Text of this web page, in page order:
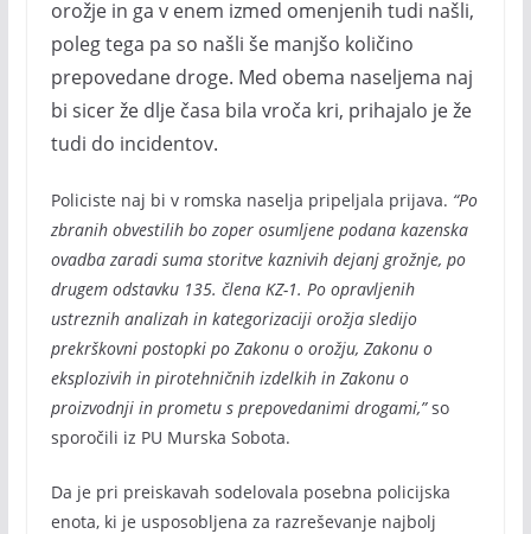
orožje in ga v enem izmed omenjenih tudi našli,
poleg tega pa so našli še manjšo količino
prepovedane droge. Med obema naseljema naj
bi sicer že dlje časa bila vroča kri, prihajalo je že
tudi do incidentov.
Policiste naj bi v romska naselja pripeljala prijava. “Po
zbranih obvestilih bo zoper osumljene podana kazenska
ovadba zaradi suma storitve kaznivih dejanj grožnje, po
drugem odstavku 135. člena KZ-1. Po opravljenih
ustreznih analizah in kategorizaciji orožja sledijo
prekrškovni postopki po Zakonu o orožju, Zakonu o
eksplozivih in pirotehničnih izdelkih in Zakonu o
proizvodnji in prometu s prepovedanimi drogami,”so
sporočili iz PU Murska Sobota.
Da je pri preiskavah sodelovala posebna policijska
enota, ki je usposobljena za razreševanje najbolj